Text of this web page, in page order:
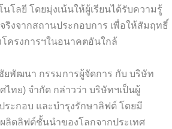
โลยี โดยมุ่งเน้นให้ผู้เรียนได้รับความรู้
งจากสถานประกอบการ เพื่อให้สัมฤทธิ์
ครงการฯในอนาคตอันใกล้
พัฒนา กรรมการผู้จัดการ กับ บริษัท
ศไทย) จำกัด กล่าวว่า บริษัทฯเป็นผู้
ระกอบ และบำรุงรักษาลิฟต์ โดยมี
ลิตลิฟต์ชั้นนำของโลกจากประเทศ